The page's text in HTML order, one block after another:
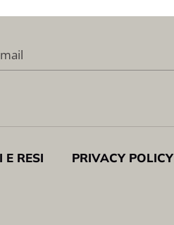
E RESI PRIVACY POLICY